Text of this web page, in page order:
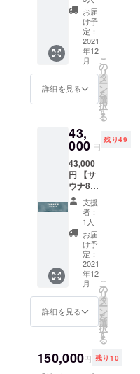
ます。
※販売予
定価格
より10
～20％
引き ※
有効期
限
OPEN
より1年
※ご本人
でも利
用可能
クラウ
ドファ
ンディ
ング限
定で値
下げさ
せてい
ただい
ており
ます。
お届
け予
定：
2021
年12
月
詳細を見る
こ
の
リ
タ
ー
ン
を
選
択
す
る
43,
000 円
残り49
43,000
円 【サ
ウナ80
利用券
（10回
分）】
※販売予
定価格
より10
～20％
引き ※
有効期
限
OPEN
より1年
※ご本人
でも利
用可能
支援
者：
1人
お届
け予
定：
2021
年12
月
詳細を見る
こ
の
リ
タ
ー
ン
を
選
択
す
る
150,000円 残り10